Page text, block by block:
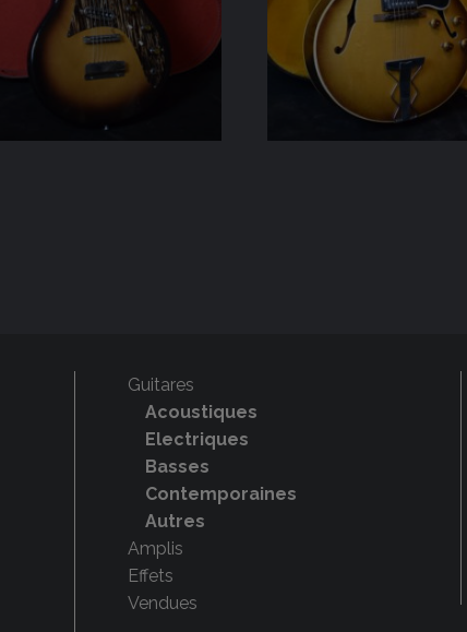
Guitares
Acoustiques
Electriques
Basses
Contemporaines
Autres
Amplis
Effets
Vendues